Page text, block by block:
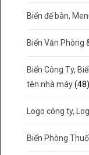
Biển để bàn,
Biển Văn Phòng
Biển Công Ty,
tên nhà máy (48)
Logo công ty,
Biển Phòng